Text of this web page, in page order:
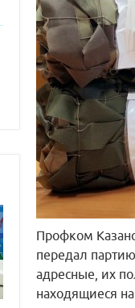
Профком
передал
адресные, их
находящиеся